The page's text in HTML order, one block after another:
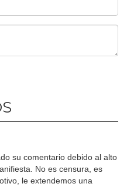
su comentario debido al alto
No es censura, es
le extendemos una